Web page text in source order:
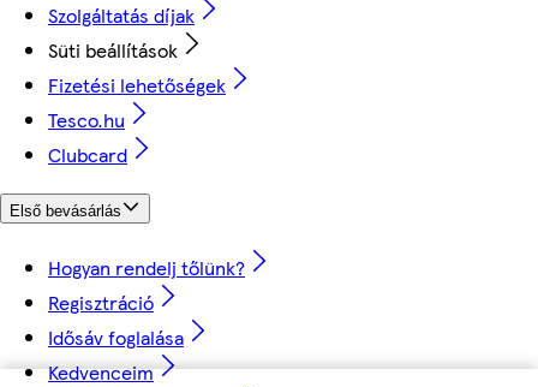
Szolgáltatás díjak
Süti beállítások
Fizetési lehetőségek
Tesco.hu
Clubcard
Első bevásárlás
Hogyan rendelj tőlünk?
Regisztráció
Idősáv foglalása
Kedvenceim